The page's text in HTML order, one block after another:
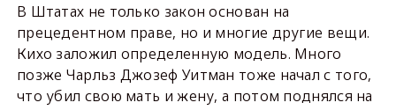
В Штатах не только закон основан на
прецедентном праве, но и многие другие вещи.
Кихо заложил определенную модель. Много
позже Чарльз Джозеф Уитман тоже начал с того,
что убил свою мать и жену, а потом поднялся на